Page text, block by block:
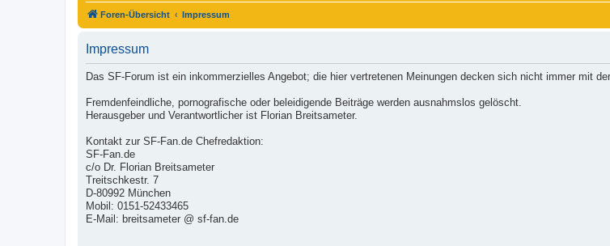
Foren-Übersicht Impressum
Impressum
Das SF-Forum ist ein inkommerzielles Angebot; die hier vertretenen Meinungen decken sich nicht immer mit
Fremdenfeindliche, pornografische oder beleidigende Beiträge werden ausnahmslos gelöscht.
Herausgeber und Verantwortlicher ist Florian Breitsameter.
Kontakt zur SF-Fan.de Chefredaktion:
SF-Fan.de
c/o Dr. Florian Breitsameter
Treitschkestr. 7
D-80992 München
Mobil: 0151-52433465
E-Mail: breitsameter @ sf-fan.de